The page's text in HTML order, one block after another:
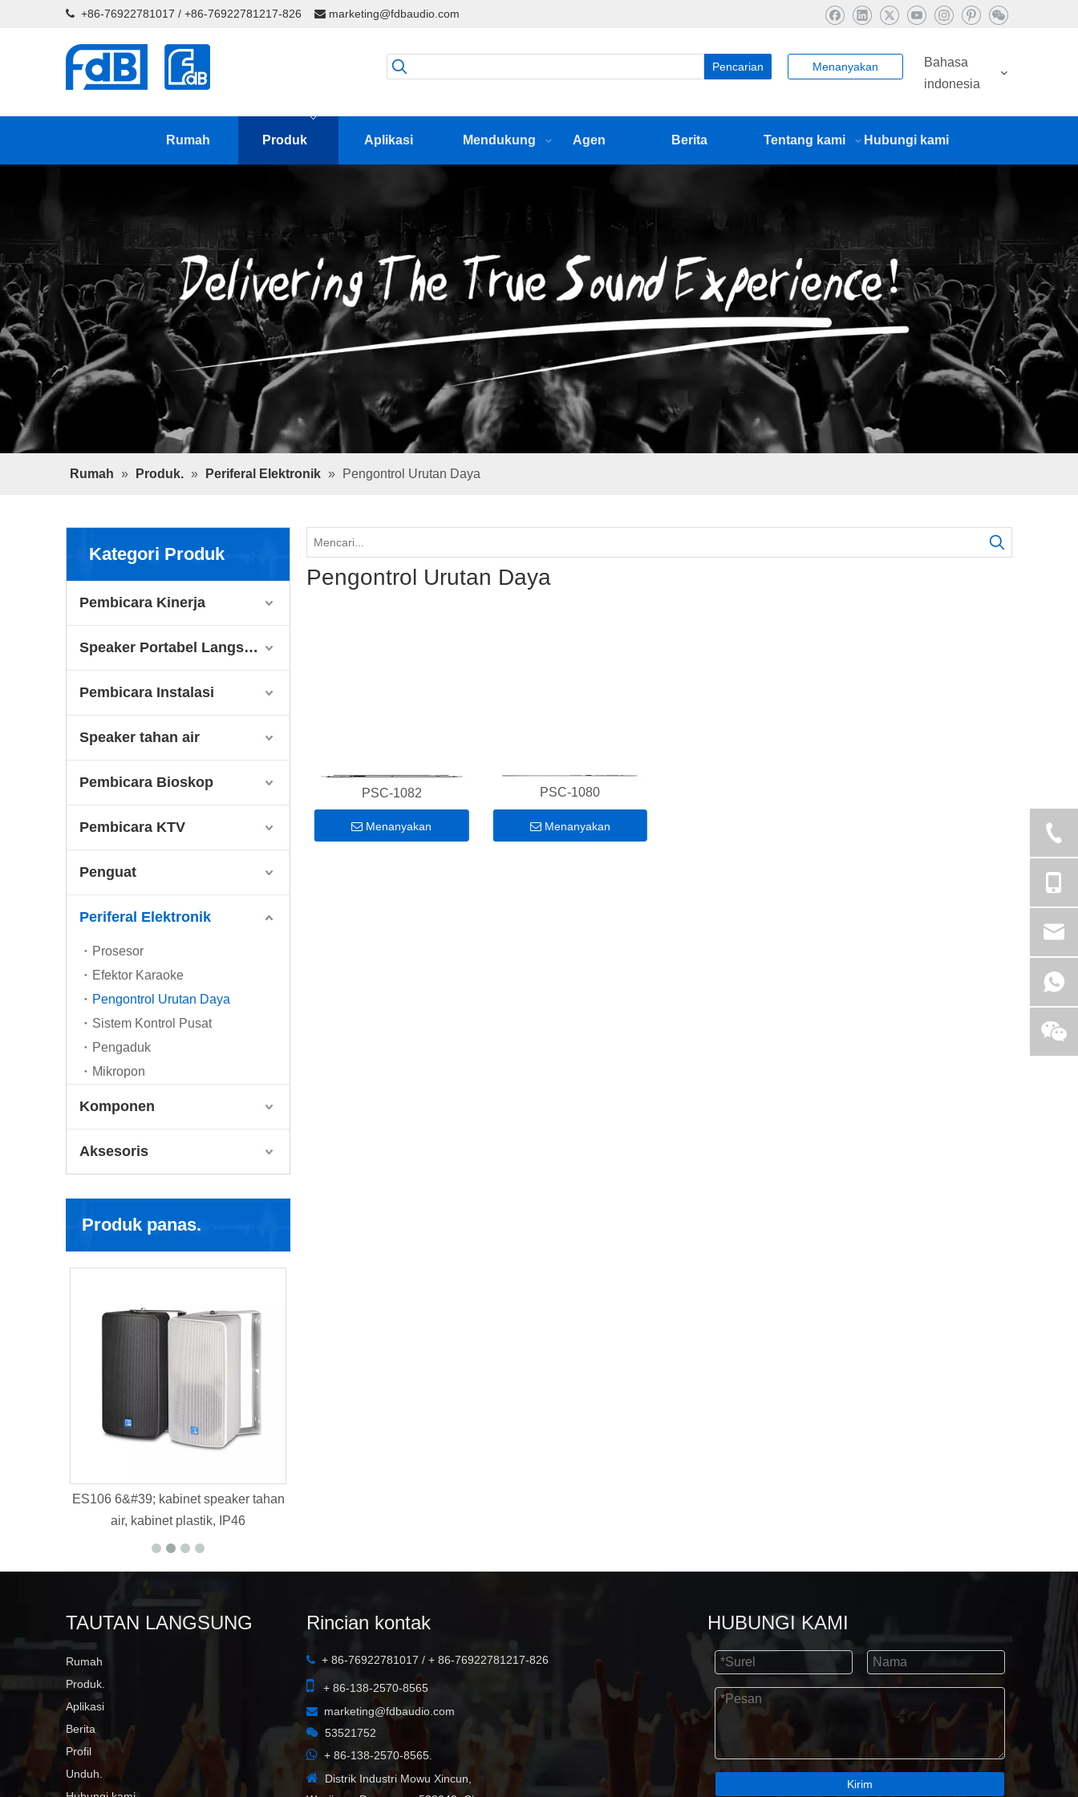
 +86-76922781017 / +86-76922781217-826  marketing@fdbaudio.com
Pencarian Menanyakan
Bahasa
indonesia
Rumah Produk Aplikasi Mendukung Agen Berita Tentang kami Hubungi kami
Rumah » Produk. » Periferal Elektronik » Pengontrol Urutan Daya
Kategori Produk
Pembicara Kinerja
Speaker Portabel Langsung
Pembicara Instalasi
Speaker tahan air
Pembicara Bioskop
Pembicara KTV
Penguat
Periferal Elektronik
Prosesor
Efektor Karaoke
Pengontrol Urutan Daya
Sistem Kontrol Pusat
Pengaduk
Mikropon
Komponen
Aksesoris
Produk panas.
kabinet speaker tahan
kabinet plastik, IP46
K112B
Pengontrol Urutan Daya
PSC-1082
Menanyakan
PSC-1080
Menanyakan
TAUTAN LANGSUNG
Rumah
Produk.
Aplikasi
Berita
Profil
Unduh.
Rincian kontak
 + 86-76922781017 / + 86-76922781217-826
 + 86-138-2570-8565
 marketing@fdbaudio.com
 53521752
 + 86-138-2570-8565.
 Distrik Industri Mowu Xincun,
HUBUNGI KAMI
Kirim